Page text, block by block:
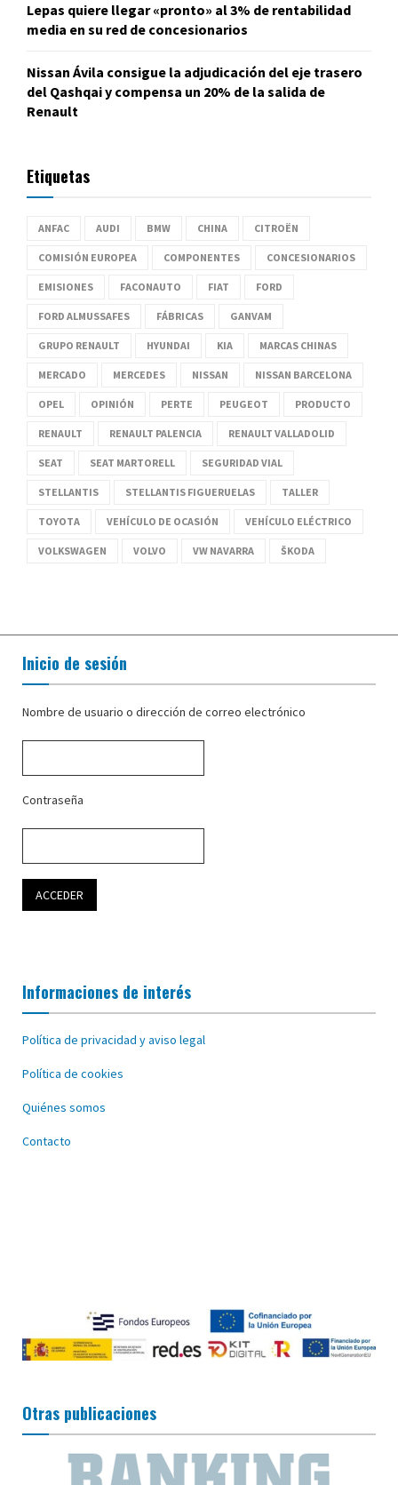
Lepas quiere llegar «pronto» al 3% de rentabilidad
media en su red de concesionarios
Nissan Ávila consigue la adjudicación del eje trasero
del Qashqai y compensa un 20% de la salida de
Renault
Etiquetas
ANFAC AUDI BMW CHINA CITROËN
COMISIÓN EUROPEA COMPONENTES CONCESIONARIOS
EMISIONES FACONAUTO FIAT FORD
FORD ALMUSSAFES FÁBRICAS GANVAM
GRUPO RENAULT HYUNDAI KIA MARCAS CHINAS
MERCADO MERCEDES NISSAN NISSAN BARCELONA
OPEL OPINIÓN PERTE PEUGEOT PRODUCTO
RENAULT RENAULT PALENCIA RENAULT VALLADOLID
SEAT SEAT MARTORELL SEGURIDAD VIAL
STELLANTIS STELLANTIS FIGUERUELAS TALLER
TOYOTA VEHÍCULO DE OCASIÓN VEHÍCULO ELÉCTRICO
VOLKSWAGEN VOLVO VW NAVARRA ŠKODA
Inicio de sesión
Nombre de usuario o dirección de correo electrónico
Contraseña
Informaciones de interés
Política de privacidad y aviso legal
Política de cookies
Quiénes somos
Contacto
Otras publicaciones